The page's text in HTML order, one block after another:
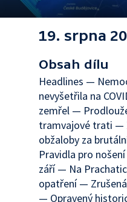
19. srpna
Obsah dílu
Headlines —
nevyšetřila na
zemřel —
tramvajové trati —
obžaloby za
Pravidla pro
září — Na
opatření —
— Opravený